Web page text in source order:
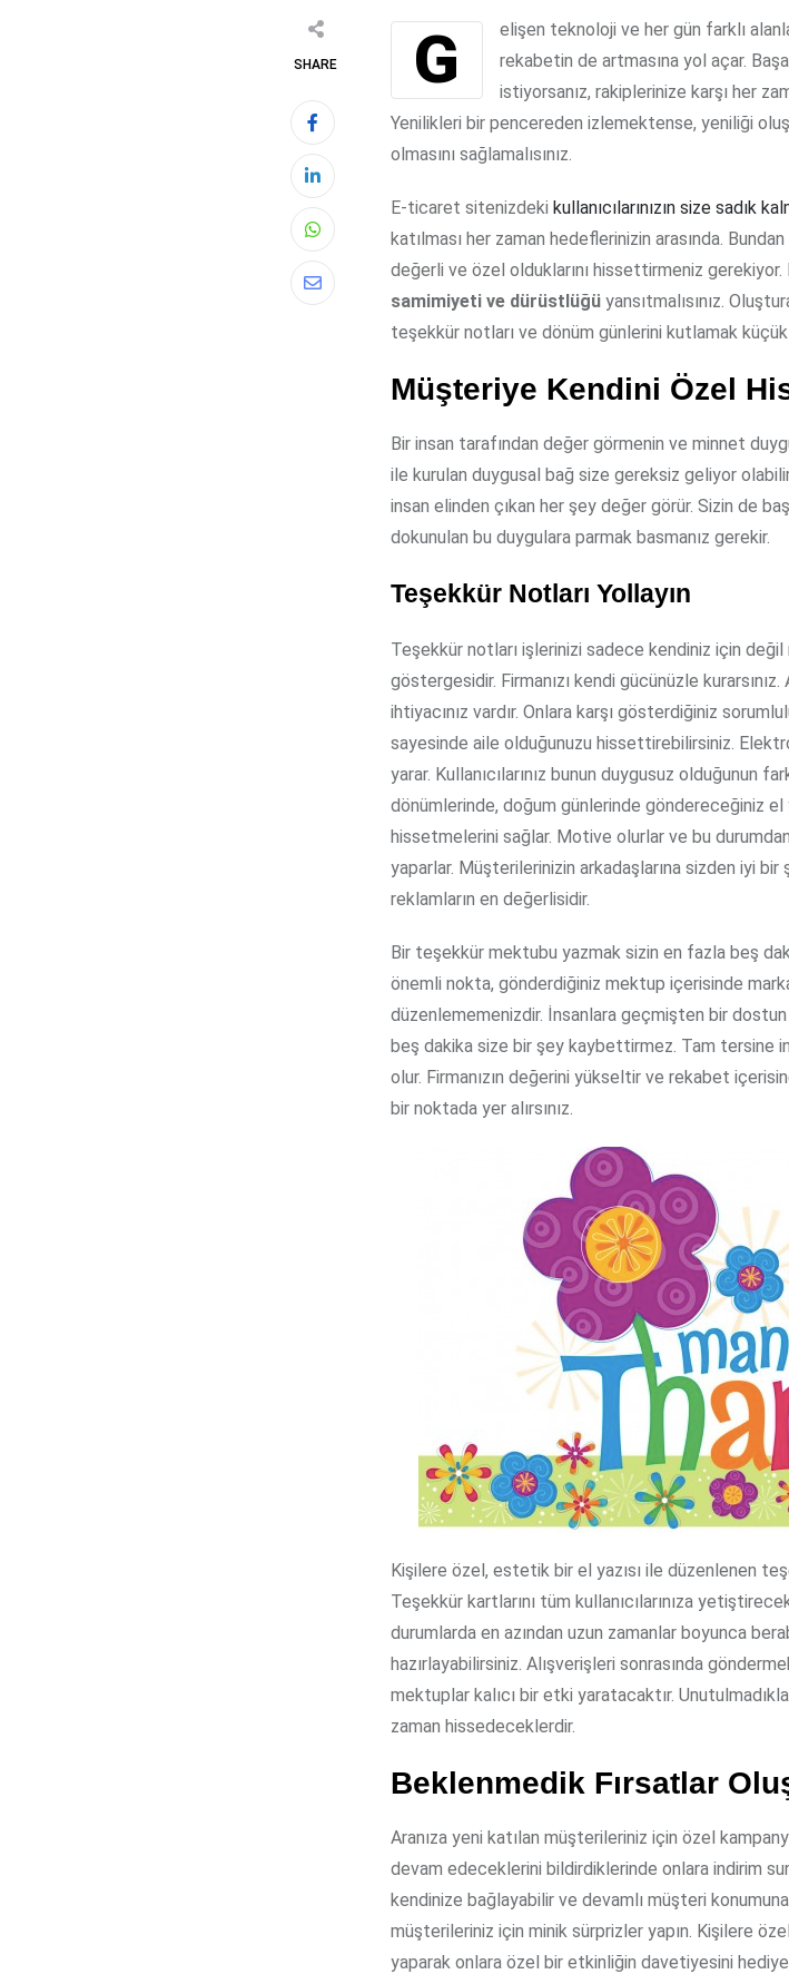
SHARE
Whatsapp
Share
Gelişen teknoloji ve her gün farklı alanlarda oluşan iş alanı, piyasa içerisindeki
rekabetin de artmasına yol açar.
istiyorsanız, rakiplerinize karşı her
Yenilikleri bir pencereden izlemektense, yeniliği
olmasını sağlamalısınız.
E-ticaret sitenizdeki kullanıcılarınızın size sadık
katılması her zaman hedeflerinizin arasında.
değerli ve özel olduklarını hissettirmeniz gerekiyor.
samimiyeti ve dürüstlüğü yansıtmalısınız.
teşekkür notları ve dönüm günlerini kutlamak
Müşteriye Kendini Özel
Bir insan tarafından değer görmenin ve minnet
ile kurulan duygusal bağ size gereksiz geliyor
insan elinden çıkan her şey değer görür. Sizin de
dokunulan bu duygulara parmak basmanız gerekir.
Teşekkür Notları Yollayın
Teşekkür notları işlerinizi sadece kendiniz için değil
göstergesidir. Firmanızı kendi gücünüzle
ihtiyacınız vardır. Onlara karşı gösterdiğiniz
sayesinde aile olduğunuzu hissettirebilirsiniz.
yarar. Kullanıcılarınız bunun duygusuz olduğunun
dönümlerinde, doğum günlerinde göndereceğiniz
hissetmelerini sağlar. Motive olurlar ve bu durumdan
yaparlar. Müşterilerinizin arkadaşlarına sizden iyi
reklamların en değerlisidir.
Bir teşekkür mektubu yazmak sizin en fazla beş
önemli nokta, gönderdiğiniz mektup içerisinde
düzenlememenizdir. İnsanlara geçmişten bir dostun
beş dakika size bir şey kaybettirmez. Tam tersine
olur. Firmanızın değerini yükseltir ve rekabet
bir noktada yer alırsınız.
Kişilere özel, estetik bir el yazısı ile düzenlenen
Teşekkür kartlarını tüm kullanıcılarınıza
durumlarda en azından uzun zamanlar boyunca
hazırlayabilirsiniz. Alışverişleri sonrasında
mektuplar kalıcı bir etki yaratacaktır.
zaman hissedeceklerdir.
Beklenmedik Fırsatlar
Aranıza yeni katılan müşterileriniz için özel
devam edeceklerini bildirdiklerinde onlara indirim
kendinize bağlayabilir ve devamlı müşteri
müşterileriniz için minik sürprizler yapın. Kişilere
yaparak onlara özel bir etkinliğin davetiyesini